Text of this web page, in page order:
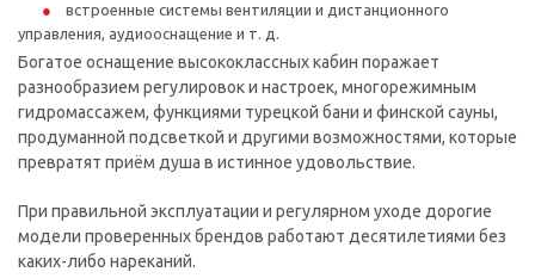
встроенные системы вентиляции и дистанционного
управления, аудиооснащение и т. д.
Богатое оснащение высококлассных кабин поражает
разнообразием регулировок и настроек, многорежимным
гидромассажем, функциями турецкой бани и финской сауны,
продуманной подсветкой и другими возможностями, которые
превратят приём душа в истинное удовольствие.
При правильной эксплуатации и регулярном уходе дорогие
модели проверенных брендов работают десятилетиями без
каких-либо нареканий.